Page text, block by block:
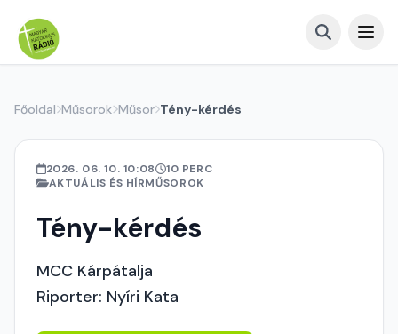
Főoldal Műsorok Műsor Tény-kérdés
2026. 06. 10. 10:08
10 PERC
AKTUÁLIS ÉS HÍRMŰSOROK
Tény-kérdés
MCC Kárpátalja
Riporter: Nyíri Kata